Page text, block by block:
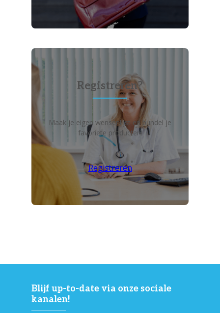
Registreren?
Maak je eigen wensenlijst en bundel je
favoriete producten!
Registreren
Blijf up-to-date via onze sociale
kanalen!